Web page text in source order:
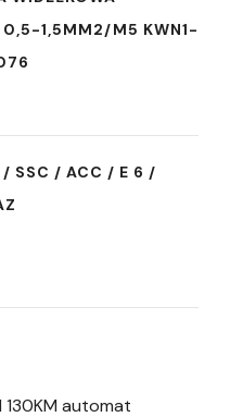
0,5-1,5MM2/M5 KWN1-
SSC / ACC / E 6 /
130KM automat